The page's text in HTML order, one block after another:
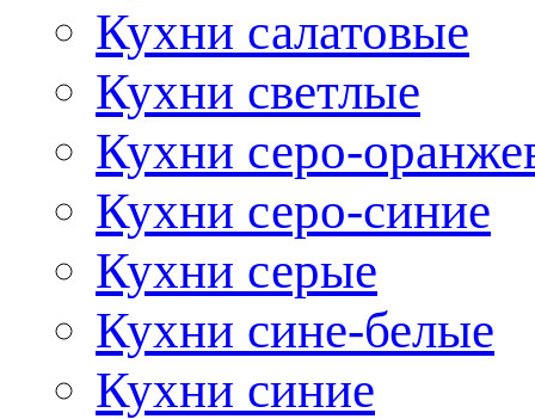
Кухни салатовые
Кухни светлые
Кухни серо-
Кухни серо-синие
Кухни серые
Кухни сине-белые
Кухни синие